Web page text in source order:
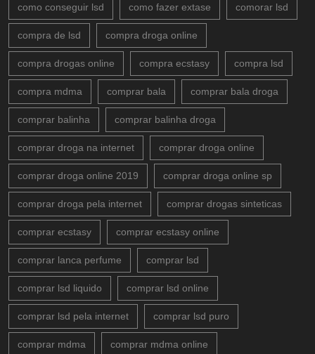
como conseguir lsd como fazer extase comorar lsd
compra de lsd compra droga online
compra drogas online compra ecstasy compra lsd
compra mdma comprar bala comprar bala droga
comprar balinha comprar balinha droga
comprar droga na internet comprar droga online
comprar droga online 2019 comprar droga online sp
comprar droga pela internet comprar drogas sinteticas
comprar ecstasy comprar ecstasy online
comprar lanca perfume comprar lsd
comprar lsd liquido comprar lsd online
comprar lsd pela internet comprar lsd puro
comprar mdma comprar mdma online